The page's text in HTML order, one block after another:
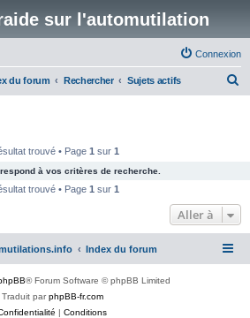
sur l'automutilation
Connexion
du forum Rechercher Sujets actifs
c
trouvé • Page 1 sur 1
à vos critères de recherche.
trouvé • Page 1 sur 1
Aller à
Index du forum
® Forum Software © phpBB Limited
Traduit parphpBB-fr.com
| Conditions